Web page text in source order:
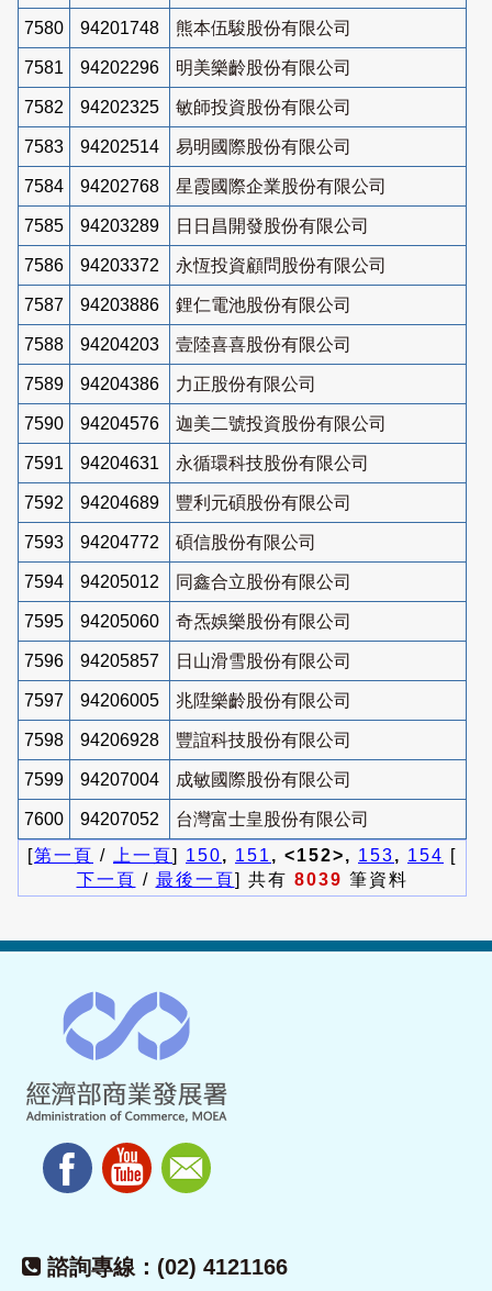
7580 94201748 熊本伍駿股份有限公司
7581 94202296 明美樂齡股份有限公司
7582 94202325 敏師投資股份有限公司
7583 94202514 易明國際股份有限公司
7584 94202768 星霞國際企業股份有限公司
7585 94203289 日日昌開發股份有限公司
7586 94203372 永恆投資顧問股份有限公司
7587 94203886 鋰仁電池股份有限公司
7588 94204203 壹陸喜喜股份有限公司
7589 94204386 力正股份有限公司
7590 94204576 迦美二號投資股份有限公司
7591 94204631 永循環科技股份有限公司
7592 94204689 豐利元碩股份有限公司
7593 94204772 碩信股份有限公司
7594 94205012 同鑫合立股份有限公司
7595 94205060 奇炁娛樂股份有限公司
7596 94205857 日山滑雪股份有限公司
7597 94206005 兆陞樂齡股份有限公司
7598 94206928 豐誼科技股份有限公司
7599 94207004 成敏國際股份有限公司
7600 94207052
台灣富士皇股份有限公司
[第一頁 / 上一頁] 150, 151 , <152>, 153, 154 [
下一頁 / 最後一頁] 共有 8039 筆資料
諮詢專線：(02) 4121166